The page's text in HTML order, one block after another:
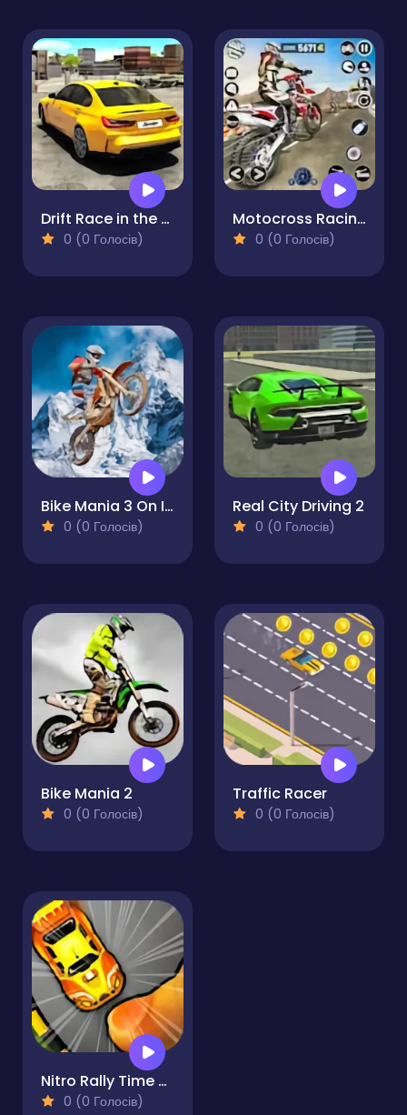
Drift Race in the Open World
0 (0 Голосів)
Motocross Racing
0 (0 Голосів)
Bike Mania 3 On Ice
0 (0 Голосів)
Real City Driving 2
0 (0 Голосів)
Bike Mania 2
0 (0 Голосів)
Traffic Racer
0 (0 Голосів)
Nitro Rally Time Attack 2
0 (0 Голосів)